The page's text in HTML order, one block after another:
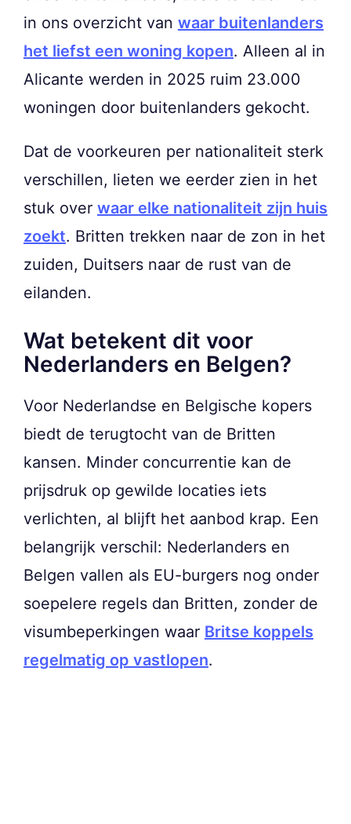
in ons overzicht van waar buitenlanders
het liefst een woning kopen. Alleen al in
Alicante werden in 2025 ruim 23.000
woningen door buitenlanders gekocht.
Dat de voorkeuren per nationaliteit sterk
verschillen, lieten we eerder zien in het
stuk over waar elke nationaliteit zijn huis
zoekt. Britten trekken naar de zon in het
zuiden, Duitsers naar de rust van de
eilanden.
Wat betekent dit voor
Nederlanders en Belgen?
Voor Nederlandse en Belgische kopers
biedt de terugtocht van de Britten
kansen. Minder concurrentie kan de
prijsdruk op gewilde locaties iets
verlichten, al blijft het aanbod krap. Een
belangrijk verschil: Nederlanders en
Belgen vallen als EU-burgers nog onder
soepelere regels dan Britten, zonder de
visumbeperkingen waar Britse koppels
regelmatig op vastlopen.